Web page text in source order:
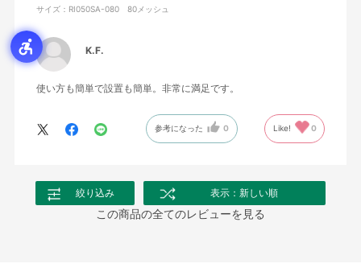
サイズ：RI050SA-080 80メッシュ
K.F.
使い方も簡単で設置も簡単。非常に満足です。
参考になった 0 Like! 0
絞り込み 表示：新しい順
この商品の全てのレビューを見る